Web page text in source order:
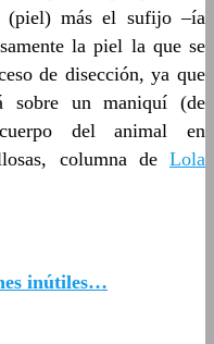
(piel) más el sufijo –ía
la piel la que se
de disección, ya que
sobre un maniquí (de
del animal en
columna de Lola
inútiles…